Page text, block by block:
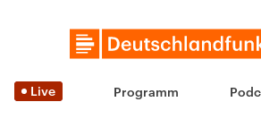
Live Programm